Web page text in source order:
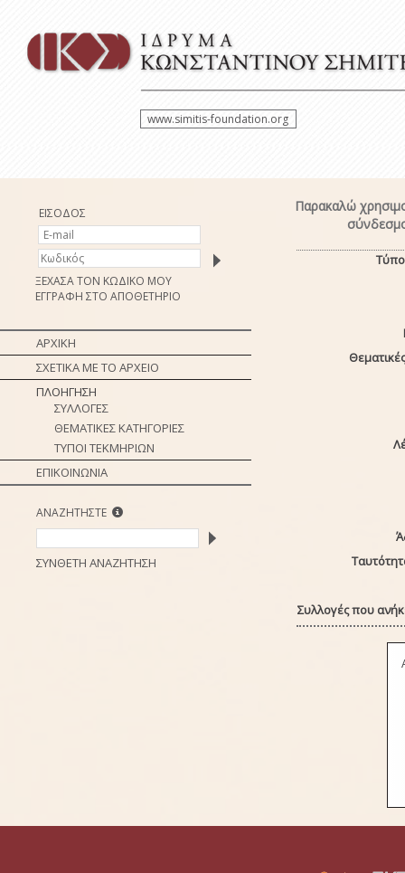
www.simitis-foundation.org
ΕΙΣΟΔΟΣ
ΞΕΧΑΣΑ ΤΟΝ ΚΩΔΙΚΟ ΜΟΥ
ΕΓΓΡΑΦΗ ΣΤΟ ΑΠΟΘΕΤΗΡΙΟ
ΑΡΧΙΚΗ
ΣΧΕΤΙΚΑ ΜΕ ΤΟ ΑΡΧΕΙΟ
ΠΛΟΗΓΗΣΗ
ΣΥΛΛΟΓΕΣ
ΘΕΜΑΤΙΚΕΣ ΚΑΤΗΓΟΡΙΕΣ
ΤΥΠΟΙ ΤΕΚΜΗΡΙΩΝ
ΕΠΙΚΟΙΝΩΝΙΑ
ΑΝΑΖΗΤΗΣΤΕ
ΣΥΝΘΕΤΗ ΑΝΑΖΗΤΗΣΗ
Παρακαλώ
Συλλογές που